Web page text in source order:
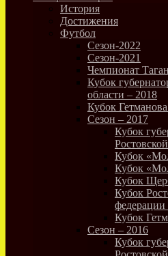
История
Достижения
Футбол
Сезон-2022
Сезон-2021
Чемпионат
Кубок
области – 2018
Кубок
Сезон – 2017
Кубок
Кубок
Кубок
Кубок
Кубок
федерации
Кубок
Сезон – 2016
Кубок